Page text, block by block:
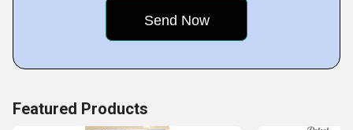
Featured Products